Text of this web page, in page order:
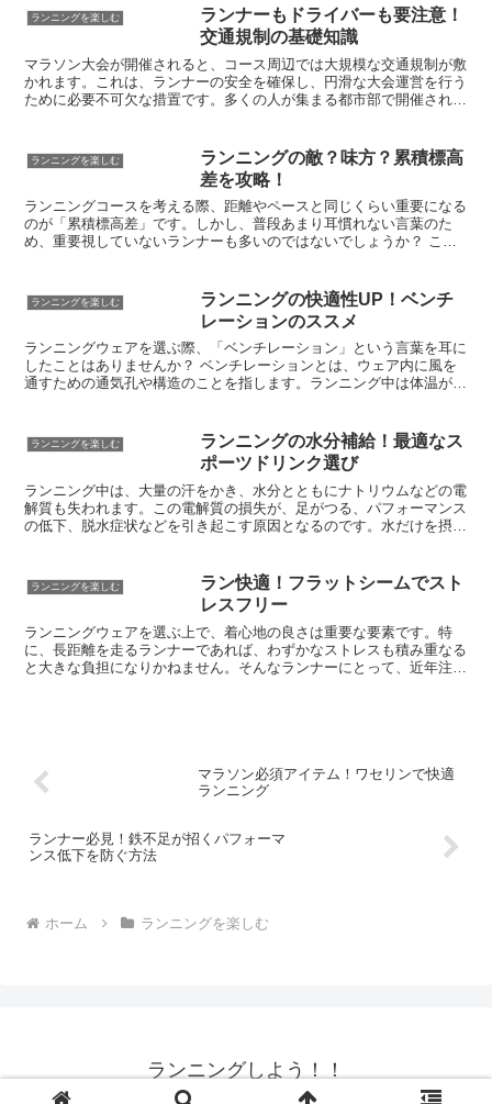
会ごとに定められた定員数があり、希望
者多数の場合は抽選となる場合がほとん
どです。そのため、まずはエントリー期
間中に忘れずに申し込みを済ませること
が、スタートラインに立つための第一歩
となります。
ランニングを楽しむ
ランナーもドライバーも要注意！
交通規制の基礎知識
マラソン大会が開催されると、コース周辺では大規模な交通規制が敷
かれます。これは、ランナーの安全を確保し、円滑な大会運営を行う
ために必要不可欠な措置です。多くの人が集まる都市部で開催される
に集中できる環境を作るだけでなく、沿道で応援する人たちの安全も
守るという重要な役割も担っています。
ランニングを楽しむ
ランニングの敵？味方？累積標高
差を攻略！
ランニングコースを考える際、距離やペースと同じくらい重要になる
のが「累積標高差」です。しかし、普段あまり耳慣れない言葉のた
め、重要視していないランナーも多いのではないでしょうか？ この
でしょう。
ランニングを楽しむ
ランニングの快適性UP！ベンチ
レーションのススメ
ランニングウェアを選ぶ際、「ベンチレーション」という言葉を耳に
したことはありませんか？ ベンチレーションとは、ウェア内に風を
通すための通気孔や構造のことを指します。ランニング中は体温が上
を快適に保つ役割を担います。ベンチレーションの仕組みは、主に
「素材」と「構造」の二つに分けられます。素材においては、通気性
の高いメッシュ素材を採用することで、ウェア全体で通気性を確保し
ます。一方、構造においては、脇の下や背中など、発汗量の多い部分
にスリットやメッシュパネルを配置することで、集中的に通気性を高
める工夫が凝らされています。このように、ベンチレーションはラン
ランニングを楽しむ
ランニングの水分補給！最適なス
ポーツドリンク選び
ランニング中は、大量の汗をかき、水分とともにナトリウムなどの電
解質も失われます。この電解質の損失が、足がつる、パフォーマンス
の低下、脱水症状などを引き起こす原因となるのです。水だけを摂取
た電解質を効率的に補給するのに必要な成分が含まれています。その
ため、ランニング中の水分補給には、水ではなくスポーツドリンクを
ランニングを楽しむ
ラン快適！フラットシームでスト
レスフリー
ランニングウェアを選ぶ上で、着心地の良さは重要な要素です。特
に、長距離を走るランナーであれば、わずかなストレスも積み重なる
と大きな負担になりかねません。そんなランナーにとって、近年注目
れのメリット・デメリット、そしてランニングウェアを選ぶ上でのポ
イントについて詳しく解説していきます。
マラソン必須アイテム！ワセリンで快適
ランニング
ランナー必見！鉄不足が招くパフォーマ
ンス低下を防ぐ方法
ホーム ランニングを楽しむ
ランニングしよう！！